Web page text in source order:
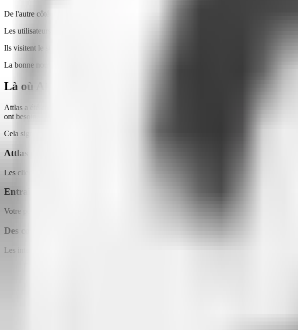
De l'autre côté de l'écran, le scénario est tout aussi décourageant.
Les utilisateurs qui ont essayé d'interagir avec des chatbots, qui ne comprennent que des
Ils visitent le site, ignorent l'icône de chat et vont directement sur Instagram ou Google pour
La bonne nouvelle :
Là où Attlas change la donne
Attlas a été créé avec un objectif clair :
ont besoin.
Cela signifie dépasser les limites des bots traditionnels avec des fonctionnalités conçues pour
Attlas comprend ce que les gens demandent vraiment
Les clients n'ont plus besoin de savoir « comment poser la bonne question ». Attlas
Entraînable à tout moment
Votre politique d'entreprise a-t-elle changé ? Avez-vous mis à jour un service ? Lancé un
Des conversations qui sonnent humain
Les interactions avec Attlas ne sonnent pas robotiques. Ce sont des dialogues qui coulent